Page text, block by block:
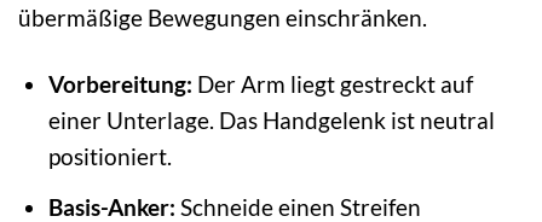
übermäßige Bewegungen einschränken.
Vorbereitung: Der Arm liegt gestreckt auf
einer Unterlage. Das Handgelenk ist neutral
positioniert.
Basis-Anker: Schneide einen Streifen